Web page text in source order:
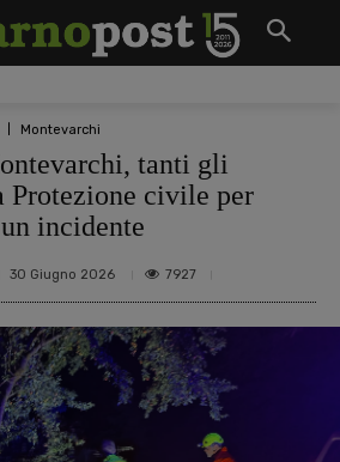
Montevarchi
tanti gli
Protezione civile per
incidente
30 Giugno 2026 7927